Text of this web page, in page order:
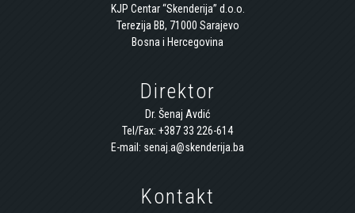
KJP Centar “Skenderija” d.o.o.
Terezija BB, 71000 Sarajevo
Bosna i Hercegovina
Direktor
Dr. Šenaj Avdić
Tel/Fax: +387 33 226-614
E-mail: senaj.a@skenderija.ba
Kontakt